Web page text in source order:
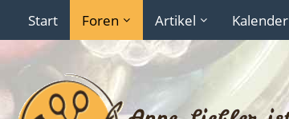
Start Foren Artikel Kalender